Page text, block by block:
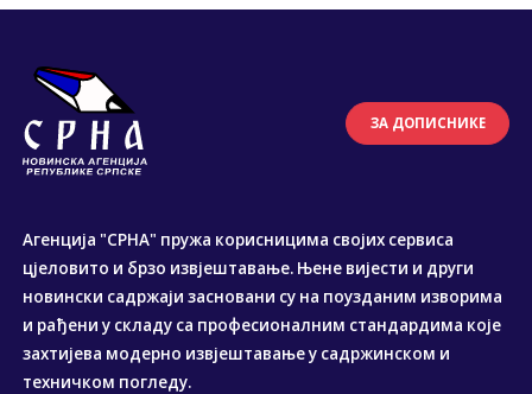
ЗА ДОПИСНИКЕ
Агенција "СРНА" пружа корисницима својих сервиса
цјеловито и брзо извјештавање. Њене вијести и други
новински садржаји засновани су на поузданим изворима
и рађени у складу са професионалним стандардима које
захтијева модерно извјештавање у садржинском и
техничком погледу.